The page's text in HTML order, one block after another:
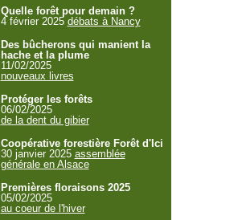
Quelle forêt pour demain ?
4 février 2025 débats à Nancy
Des bûcherons qui manient la
hache et la plume
11/02/2025
nouveaux livres
Protéger les forêts
06/02/2025
de la dent du gibier
Coopérative forestière Forêt d'Ici
30 janvier 2025 assemblée
générale en Alsace
Premières floraisons 2025
05/02/2025
au coeur de l'hiver